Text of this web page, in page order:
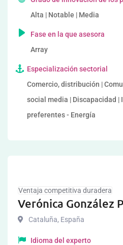
Alta | Notable | Media
Fase en la que asesora
Array
Especialización sectorial
Comercio, distribución |
social media | Discapacidad |
preferentes - Energía
Ventaja competitiva duradera
Verónica González
Cataluña, España
Idioma del experto